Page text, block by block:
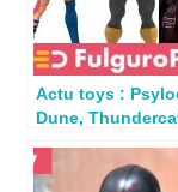
Actu toys :
Dune,